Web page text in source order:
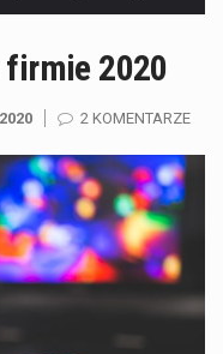
Co to jest cyberbezpieczeństwo w sieci? Cyberbezpieczeństwo w Internecie stanowi istotny element ochrony systemów informacyjnych. Jego zasadniczym celem jest zabezpieczenie przed różnorodnymi cyberzagrożeniami oraz ryzykiem,…
Czym były starożytne igrzyska olimpijskie w Grecji? Starożytne igrzyska olimpijskie odgrywały kluczową rolę w dziejach Grecji. Co cztery lata, w pięknej Olimpii, odbywały się te…
Co to jest globalne ocieplenie? Globalne ocieplenie to proces, który trwa od dłuższego czasu i prowadzi do podnoszenia się średnich temperatur zarówno na naszej planecie,…
2020
2 KOMENTARZE